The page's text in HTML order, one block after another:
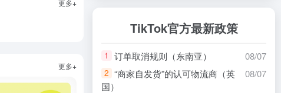
更多+
更多+
TikTok官方最新政策
1 订单取消规则（东南亚） 08/07
2 “商家自发货”的认可物流商（英
国）
08/07